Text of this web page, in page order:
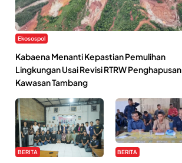
Ekosospol
Kabaena Menanti Kepastian Pemulihan
Lingkungan Usai Revisi RTRW Penghapusan
Kawasan Tambang
BERITA BERITA